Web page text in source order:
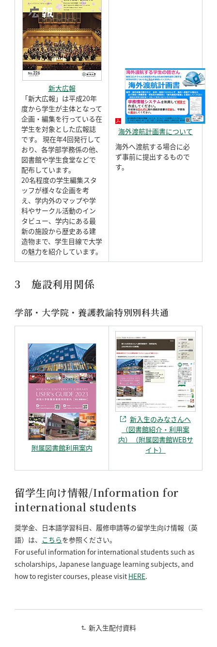
新大広報
「新大広報」は平成20年
度から学生が主体となって
企画・編集を行っている在
学生を対象とした広報誌
です。 現在年4回発行して
おり、各学部学務係の他、
図書館や学生食堂などで
配布しています。
20名程度の学生編集スタ
ッフが様々な企画を考
え、学内外のマップや学
科やサークル活動のイン
タビュー、学内にある最
新の施設から歴史ある建
造物まで、学生目線で大学
の魅力を紹介しています。
海外渡航計画書について
海外へ渡航する場合に必
ず事前に提出するもので
す。
3 施設利用関係
学部・大学院・養護教諭特別別科共通
附属図書館利用案内
新入生のみなさんへ
（図書館紹介・利用案
内）（附属図書館WEBサ
イト）
留学生向け情報/Information for
international students
奨学金、日本語学習科目、履修申請等の留学生向け情報（英
語）は、 こちらを参照ください。
For useful information for international students such as
scholarships, Japanese language learning subjects, and
how to register courses, please visit HERE.
新入生配付資料